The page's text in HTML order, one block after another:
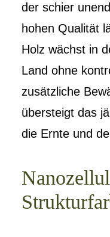
der schier
hohen Qualität
Holz wächst in
Land ohne
zusätzliche
übersteigt das
die Ernte und